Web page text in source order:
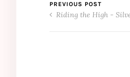
PREVIOUS POST
Riding the High -